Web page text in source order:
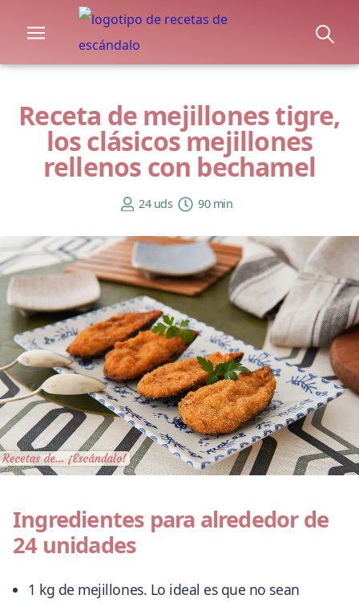
Receta de mejillones tigre,
los clásicos mejillones
rellenos con bechamel
24 uds 90 min
Ingredientes para alrededor de
24 unidades
1 kg de mejillones. Lo ideal es que no sean